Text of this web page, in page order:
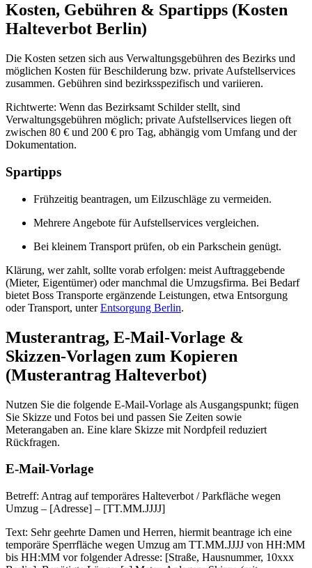
Kosten, Gebühren & Spartipps (Kosten
Halteverbot Berlin)
Die Kosten setzen sich aus Verwaltungsgebühren des Bezirks und
möglichen Kosten für Beschilderung bzw. private Aufstellservices
zusammen. Gebühren sind bezirksspezifisch und variieren.
Richtwerte: Wenn das Bezirksamt Schilder stellt, sind
Verwaltungsgebühren möglich; private Aufstellservices liegen oft
zwischen 80 € und 200 € pro Tag, abhängig vom Umfang und der
Dokumentation.
Spartipps
Frühzeitig beantragen, um Eilzuschläge zu vermeiden.
Mehrere Angebote für Aufstellservices vergleichen.
Bei kleinem Transport prüfen, ob ein Parkschein genügt.
Klärung, wer zahlt, sollte vorab erfolgen: meist Auftraggebende
(Mieter, Eigentümer) oder manchmal die Umzugsfirma. Bei Bedarf
bietet Boss Transporte ergänzende Leistungen, etwa Entsorgung
oder Transport, unterEntsorgung Berlin.
Musterantrag, E‑Mail-Vorlage &
Skizzen-Vorlagen zum Kopieren
(Musterantrag Halteverbot)
Nutzen Sie die folgende E‑Mail‑Vorlage als Ausgangspunkt; fügen
Sie Skizze und Fotos bei und passen Sie Zeiten sowie
Meterangaben an. Eine klare Skizze mit Nordpfeil reduziert
Rückfragen.
E‑Mail‑Vorlage
Betreff: Antrag auf temporäres Halteverbot / Parkfläche wegen
Umzug – [Adresse] – [TT.MM.JJJJ]
Text: Sehr geehrte Damen und Herren, hiermit beantrage ich eine
temporäre Sperrfläche wegen Umzug am TT.MM.JJJJ von HH:MM
bis HH:MM vor folgender Adresse: [Straße, Hausnummer, 10xxx